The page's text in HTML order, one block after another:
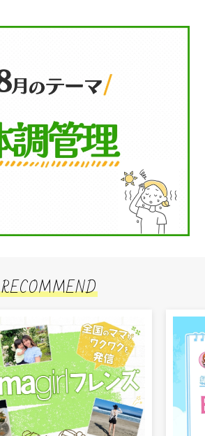
RECOMMEND